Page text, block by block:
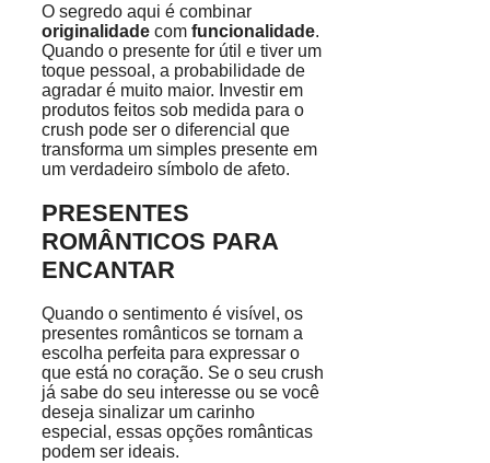
O segredo aqui é combinar
originalidade com funcionalidade.
Quando o presente for útil e tiver um
toque pessoal, a probabilidade de
agradar é muito maior. Investir em
produtos feitos sob medida para o
crush pode ser o diferencial que
transforma um simples presente em
um verdadeiro símbolo de afeto.
PRESENTES
ROMÂNTICOS PARA
ENCANTAR
Quando o sentimento é visível, os
presentes românticos se tornam a
escolha perfeita para expressar o
que está no coração. Se o seu crush
já sabe do seu interesse ou se você
deseja sinalizar um carinho
especial, essas opções românticas
podem ser ideais.